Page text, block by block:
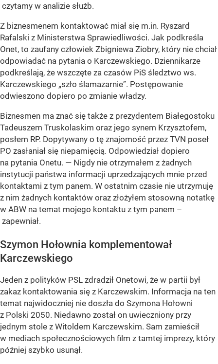
czytamy w analizie służb.
Z biznesmenem kontaktować miał się m.in. Ryszard
Rafalski z Ministerstwa Sprawiedliwości. Jak podkreśla
Onet, to zaufany człowiek Zbigniewa Ziobry, który nie chciał
odpowiadać na pytania o Karczewskiego. Dziennikarze
podkreślają, że wszczęte za czasów PiS śledztwo ws.
Karczewskiego „szło ślamazarnie”. Postępowanie
odwieszono dopiero po zmianie władzy.
Biznesmen ma znać się także z prezydentem Białegostoku
Tadeuszem Truskolaskim oraz jego synem Krzysztofem,
posłem RP. Dopytywany o tę znajomość przez TVN poseł
PO zasłaniał się niepamięcią. Odpowiedział dopiero
na pytania Onetu. — Nigdy nie otrzymałem z żadnych
instytucji państwa informacji uprzedzających mnie przed
kontaktami z tym panem. W ostatnim czasie nie utrzymuję
z nim żadnych kontaktów oraz złożyłem stosowną notatkę
w ABW na temat mojego kontaktu z tym panem –
zapewniał.
Szymon Hołownia komplementował
Karczewskiego
Jeden z polityków PSL zdradził Onetowi, że w partii był
zakaz kontaktowania się z Karczewskim. Informacja na ten
temat najwidoczniej nie doszła do Szymona Hołowni
z Polski 2050. Niedawno został on uwieczniony przy
jednym stole z Witoldem Karczewskim. Sam zamieścił
w mediach społecznościowych film z tamtej imprezy, który
później szybko usunął.